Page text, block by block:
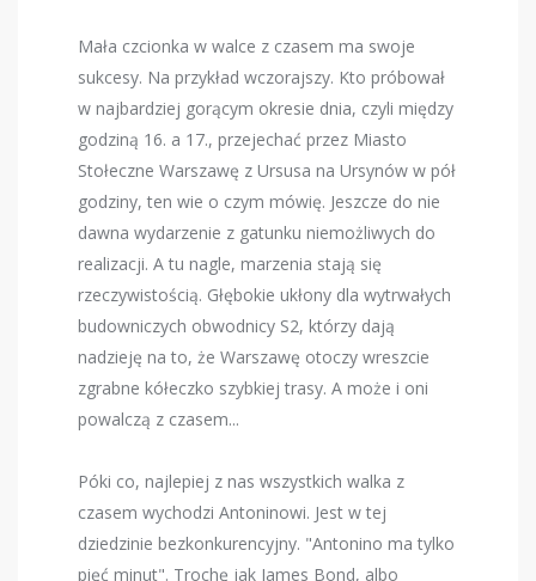
Mała czcionka w walce z czasem ma swoje
sukcesy. Na przykład wczorajszy. Kto próbował
w najbardziej gorącym okresie dnia, czyli między
godziną 16. a 17., przejechać przez Miasto
Stołeczne Warszawę z Ursusa na Ursynów w pół
godziny, ten wie o czym mówię. Jeszcze do nie
dawna wydarzenie z gatunku niemożliwych do
realizacji. A tu nagle, marzenia stają się
rzeczywistością. Głębokie ukłony dla wytrwałych
budowniczych obwodnicy S2, którzy dają
nadzieję na to, że Warszawę otoczy wreszcie
zgrabne kółeczko szybkiej trasy. A może i oni
powalczą z czasem...
Póki co, najlepiej z nas wszystkich walka z
czasem wychodzi Antoninowi. Jest w tej
dziedzinie bezkonkurencyjny. "Antonino ma tylko
pięć minut". Trochę jak James Bond, albo